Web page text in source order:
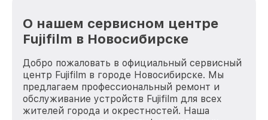
О нашем сервисном центре
Fujifilm в Новосибирске
Добро пожаловать в официальный сервисный
центр Fujifilm в городе Новосибирске. Мы
предлагаем профессиональный ремонт и
обслуживание устройств Fujifilm для всех
жителей города и окрестностей. Наша